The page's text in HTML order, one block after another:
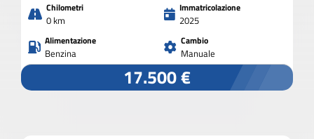
Chilometri
0 km
Immatricolazione
2025
Alimentazione
Benzina
Cambio
Manuale
17.500 €